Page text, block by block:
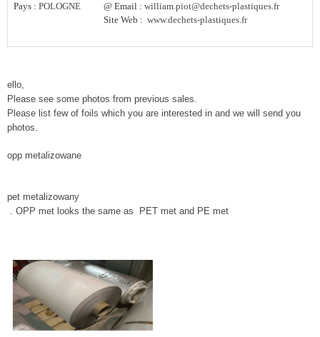
Pays : POLOGNE @ Email : william.piot@dechets-plastiques.fr
Site Web : www.dechets-plastiques.fr
ello,
Please see some photos from previous sales.
Please list few of foils which you are interested in and we will send you
photos.
opp metalizowane
pet metalizowany
. OPP met looks the same as PET met and PE met